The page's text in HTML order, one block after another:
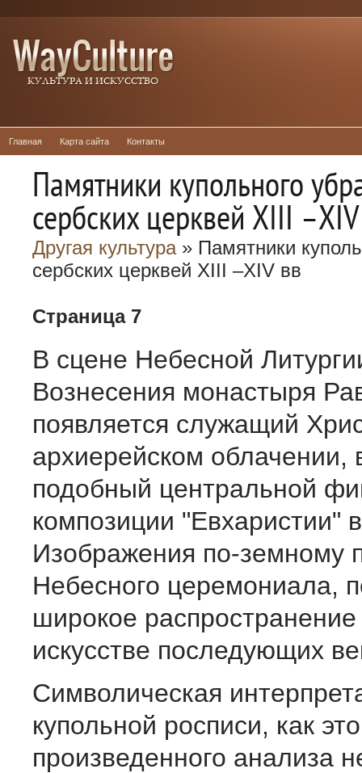
Главная Карта сайта Контакты
Памятники купольного
сербских церквей XIII
Другая культура» Памятники
сербских церквей XIII –XIV вв
Страница 7
В сцене Небесной
Вознесения монастыря
появляется служащий
архиерейском облачении,
подобный центральной
композиции "Евхаристии"
Изображения по-земному
Небесного церемониала,
широкое
искусстве последующих
Символическая
купольной росписи, как
произведенного анализа